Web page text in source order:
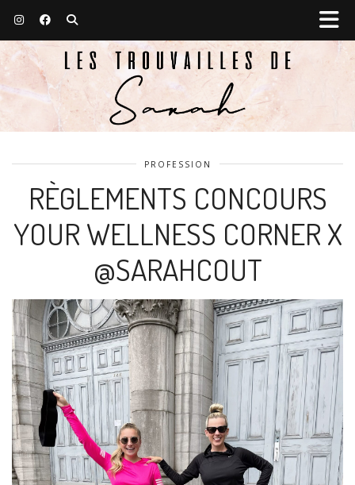
PROFESSION
RÈGLEMENTS CONCOURS
YOUR WELLNESS CORNER X
@SARAHCOUT